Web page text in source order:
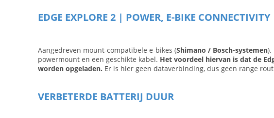
EDGE EXPLORE 2 | POWER, E-BIKE CONNECTIVITY
Aangedreven mount-compatibele e-bikes (Shimano / Bosch-systemen).
powermount en een geschikte kabel. Het voordeel hiervan is dat de
worden opgeladen. Er is hier geen dataverbinding, dus geen range
VERBETERDE BATTERIJ DUUR